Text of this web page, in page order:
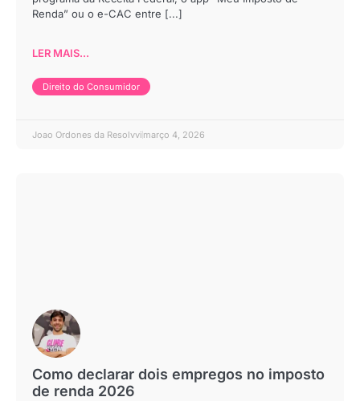
Renda” ou o e-CAC entre [...]
LER MAIS...
Direito do Consumidor
Joao Ordones da Resolvvi março 4, 2026
Como declarar dois empregos no imposto
de renda 2026